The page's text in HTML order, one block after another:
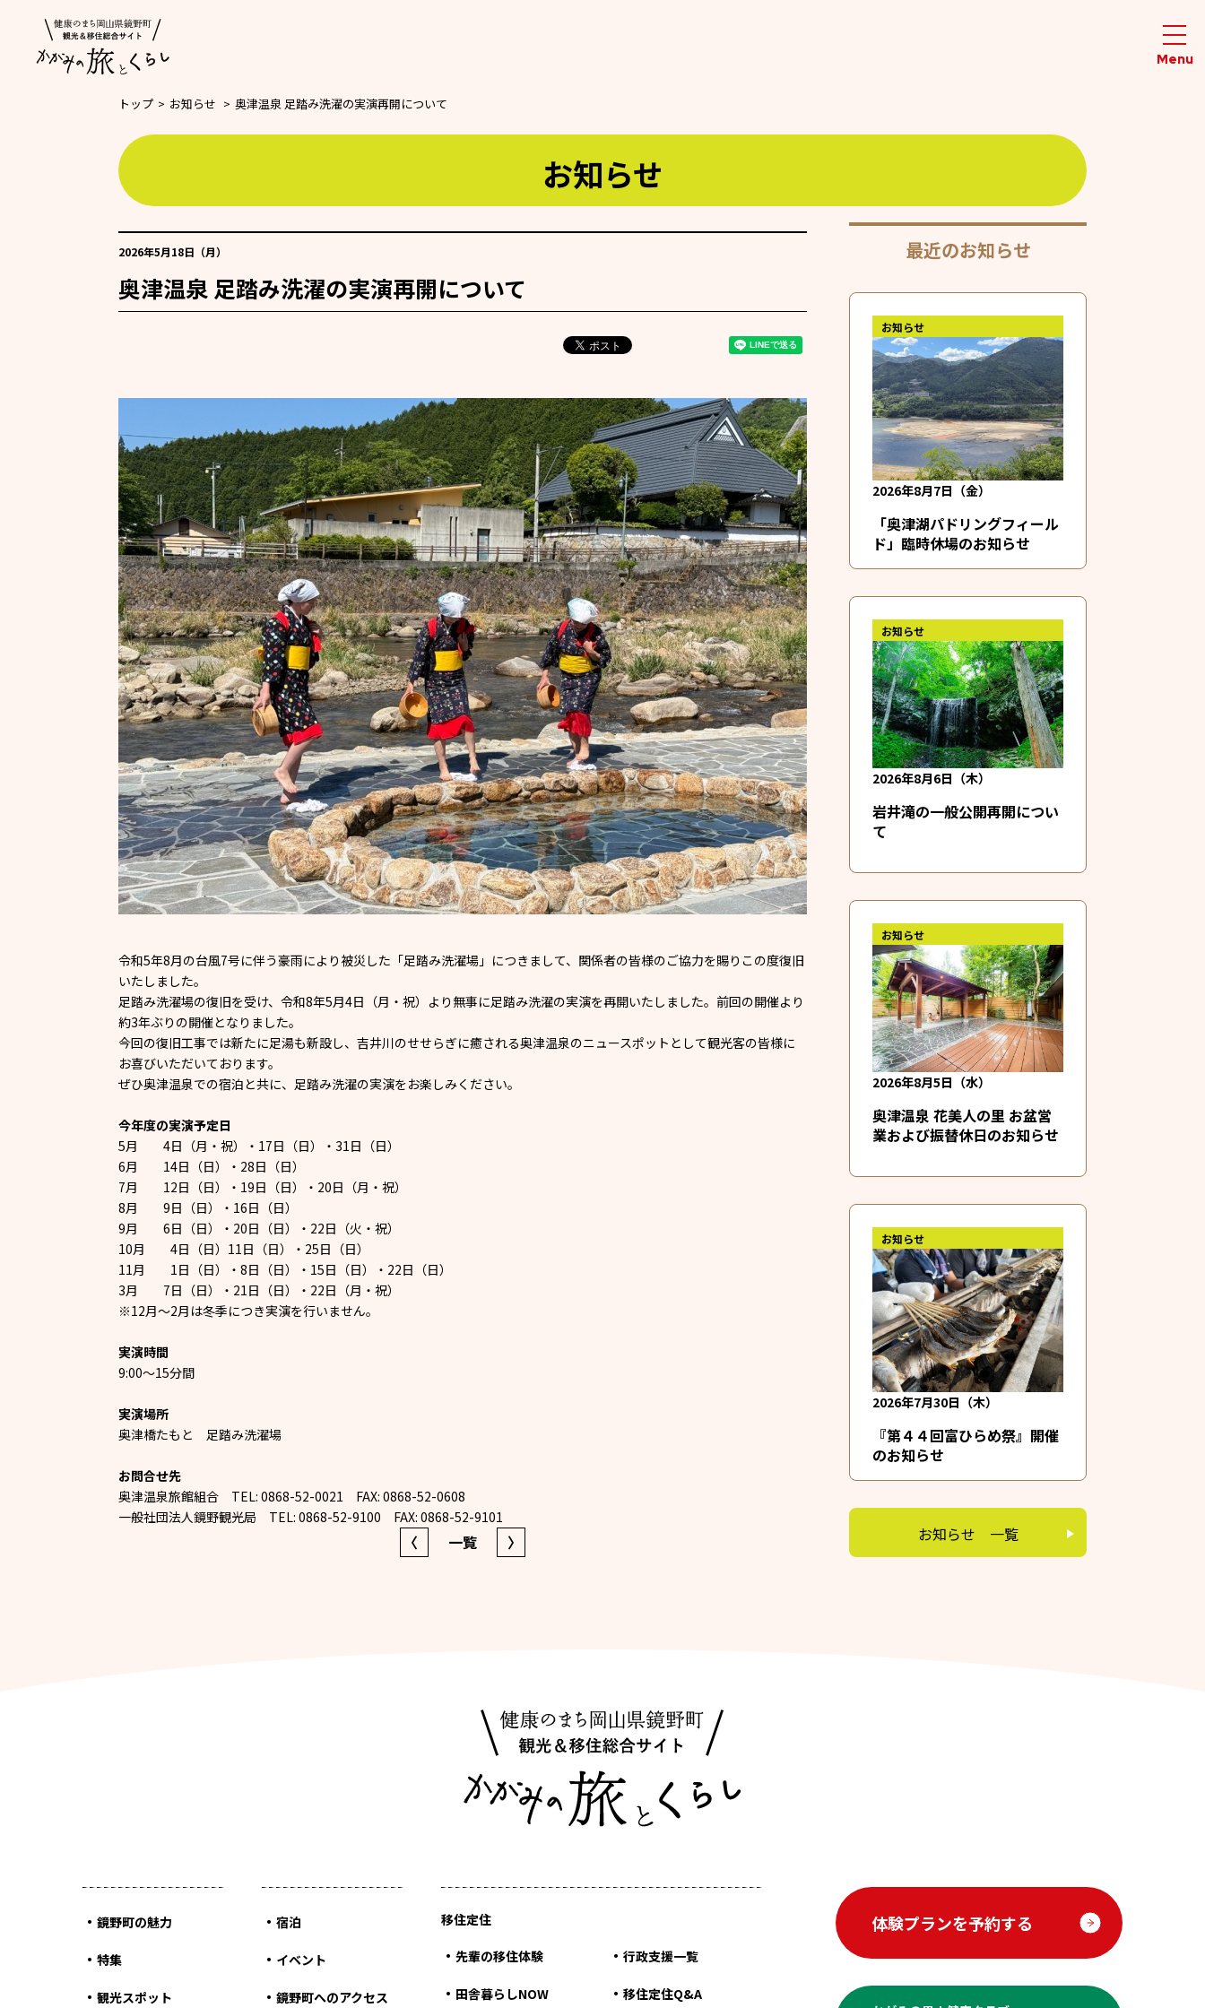
トップ > お知らせ > 奥津温泉 足踏み洗濯の実演再開について
お知らせ
2026年5月18日（月）
奥津温泉 足踏み洗濯の実演再開について
令和5年8月の台風7号に伴う豪雨により被災した「足踏み洗濯場」につきまして、関係者の皆様のご協力を賜りこの度復旧
いたしました。
足踏み洗濯場の復旧を受け、令和8年5月4日（月・祝）より無事に足踏み洗濯の実演を再開いたしました。前回の開催より
約3年ぶりの開催となりました。
今回の復旧工事では新たに足湯も新設し、吉井川のせせらぎに癒される奥津温泉のニュースポットとして観光客の皆様に
お喜びいただいております。
ぜひ奥津温泉での宿泊と共に、足踏み洗濯の実演をお楽しみください。
今年度の実演予定日
5月 4日（月・祝）・17日（日）・31日（日）
6月 14日（日）・28日（日）
7月 12日（日）・19日（日）・20日（月・祝）
8月 9日（日）・16日（日）
9月 6日（日）・20日（日）・22日（火・祝）
10月 4日（日）11日（日）・25日（日）
11月 1日（日）・8日（日）・15日（日）・22日（日）
3月 7日（日）・21日（日）・22日（月・祝）
※12月～2月は冬季につき実演を行いません。
実演時間
9:00～15分間
実演場所
奥津橋たもと 足踏み洗濯場
お問合せ先
奥津温泉旅館組合 TEL: 0868-52-0021 FAX: 0868-52-0608
一般社団法人鏡野観光局 TEL: 0868-52-9100 FAX: 0868-52-9101
〈 〉
一覧
最近のお知らせ
お知らせ
2026年8月7日（金）
「奥津湖パドリングフィール
ド」臨時休場のお知らせ
お知らせ
2026年8月6日（木）
岩井滝の一般公開再開につい
て
お知らせ
2026年8月5日（水）
奥津温泉 花美人の里 お盆営
業および振替休日のお知らせ
お知らせ
2026年7月30日（木）
『第４４回富ひらめ祭』開催
のお知らせ
お知らせ 一覧
体験プランを予約する
鏡野町の魅力
特集
観光スポット
宿泊
イベント
鏡野町へのアクセス
移住定住
先輩の移住体験
田舎暮らしNOW
行政支援一覧
移住定住Q&A